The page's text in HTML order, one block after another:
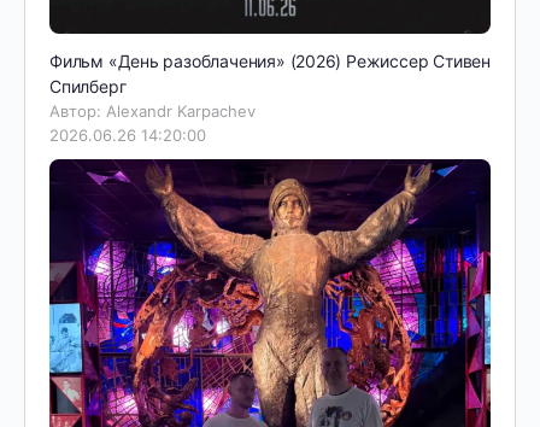
Фильм «День разоблачения» (2026) Режиссер Стивен
Спилберг
Автор: Alexandr Karpachev
2026.06.26 14:20:00